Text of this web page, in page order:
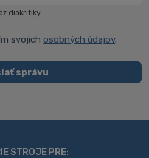
diakritiky
svojichosobných údajov.
správu
STROJE PRE: